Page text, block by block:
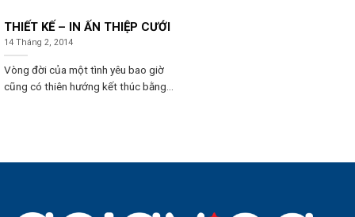
THIẾT KẾ – IN ẤN THIỆP CƯỚI
14 Tháng 2, 2014
Vòng đời của một tình yêu bao giờ
cũng có thiên hướng kết thúc bằng...